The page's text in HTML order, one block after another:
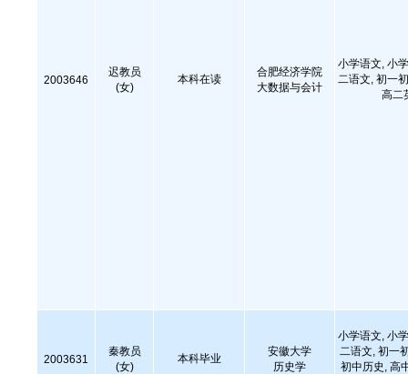
2003646
迟教员
(女)
本科在读
合肥经济学院
大数据与会计
小学语文, 小
二语文, 初一
高二
2003631
秦教员
(女)
本科毕业
安徽大学
历史学
小学语文, 小
二语文, 初一
初中历史, 高